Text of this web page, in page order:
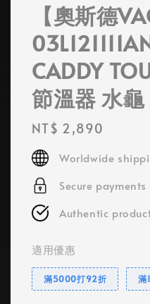
【奧斯德
CADDY
節溫器 水
Regular
price
NT$ 2,890
Worldwide
Secure payments
Authentic
適用優惠
滿5000打92折 滿